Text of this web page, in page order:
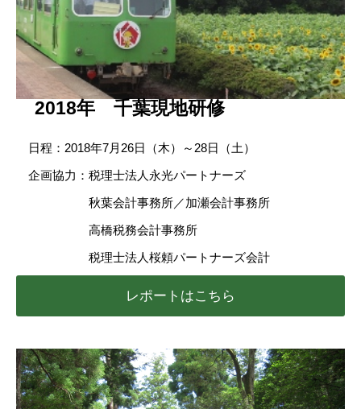
2018年 千葉現地研修
日程：2018年7月26日（木）～28日（土）
企画協力：税理士法人永光パートナーズ
秋葉会計事務所／加瀬会計事務所
高橋税務会計事務所
税理士法人桜頼パートナーズ会計
レポートはこちら